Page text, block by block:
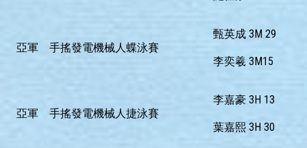
亞軍 手搖發電機械人蝶泳賽
甄英成 3M 29
李奕羲 3M15
亞軍 手搖發電機械人捷泳賽
李嘉豪 3H 13
葉嘉熙 3H 30